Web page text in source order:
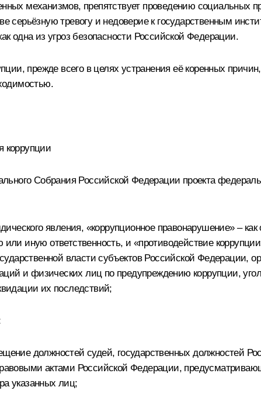
механизмов, препятствует проведению
серьёзную тревогу и недоверие к государственным
одна из угроз безопасности Российской Федерации.
прежде всего в целях устранения её коренных
коррупции
Собрания Российской Федерации проекта
явления, «коррупционное правонарушение» –
иную ответственность, и «противодействие
власти субъектов Российской Федерации,
и физических лиц по предупреждению коррупции,
их последствий;
должностей судей, государственных должностей
актами Российской Федерации,
указанных лиц;